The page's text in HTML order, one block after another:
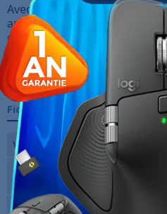
Avec la reconnaissance de
apportent une valeur
de vidéosurveillance en
configuration des caméras
sécurité globale du système.
Fiche technique
Ventilateur(s)
Dimensions (L x P x
H)
148
Capacité de